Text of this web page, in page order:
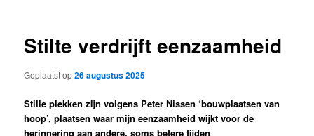
Stilte verdrijft eenzaamheid
Geplaatst op26 augustus 2025
Stille plekken zijn volgens Peter Nissen ‘bouwplaatsen van
hoop’, plaatsen waar mijn eenzaamheid wijkt voor de
herinnering aan andere, soms betere tijden